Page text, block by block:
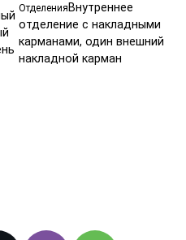
Отделения Внутреннее
отделение с накладными
карманами, один внешний
накладной карман